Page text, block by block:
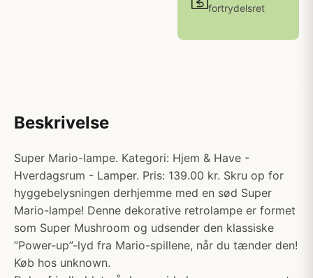
fortrydelsret
Beskrivelse
Super Mario-lampe. Kategori: Hjem & Have -
Hverdagsrum - Lamper. Pris: 139.00 kr. Skru op for
hyggebelysningen derhjemme med en sød Super
Mario-lampe! Denne dekorative retrolampe er formet
som Super Mushroom og udsender den klassiske
”Power-up”-lyd fra Mario-spillene, når du tænder den!
Køb hos unknown.